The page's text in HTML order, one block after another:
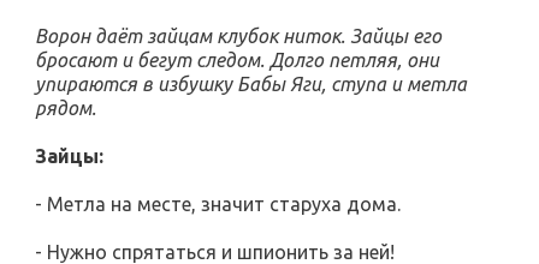
Ворон даёт зайцам клубок ниток. Зайцы его
бросают и бегут следом. Долго петляя, они
упираются в избушку Бабы Яги, ступа и метла
рядом.
Зайцы:
- Метла на месте, значит старуха дома.
- Нужно спрятаться и шпионить за ней!